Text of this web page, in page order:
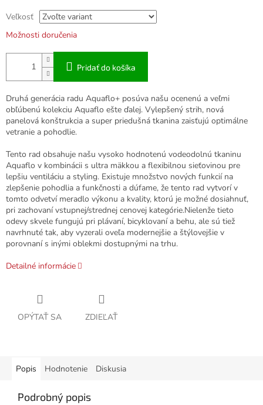
Veľkosť
Možnosti doručenia
Pridať do košíka
Druhá generácia radu Aquaflo+ posúva našu ocenenú a veľmi
obľúbenú kolekciu Aquaflo ešte ďalej. Vylepšený strih, nová
panelová konštrukcia a super priedušná tkanina zaisťujú optimálne
vetranie a pohodlie.
Tento rad obsahuje našu vysoko hodnotenú vodeodolnú tkaninu
Aquaflo v kombinácii s ultra mäkkou a flexibilnou sieťovinou pre
lepšiu ventiláciu a styling. Existuje množstvo nových funkcií na
zlepšenie pohodlia a funkčnosti a dúfame, že tento rad vytvorí v
tomto odvetví meradlo výkonu a kvality, ktorú je možné dosiahnuť,
pri zachovaní vstupnej/strednej cenovej kategórie.Nielenže tieto
odevy skvele fungujú pri plávaní, bicyklovaní a behu, ale sú tiež
navrhnuté tak, aby vyzerali oveľa modernejšie a štýlovejšie v
porovnaní s inými oblekmi dostupnými na trhu.
Detailné informácie
OPÝTAŤ SA ZDIEĽAŤ
Popis Hodnotenie Diskusia
Podrobný popis